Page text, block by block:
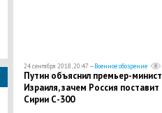
24 сентября 2018, 20:47 —Военное обозрение
Путин объяснил премьер-
Израиля, зачем Россия поставит
Сирии С-300